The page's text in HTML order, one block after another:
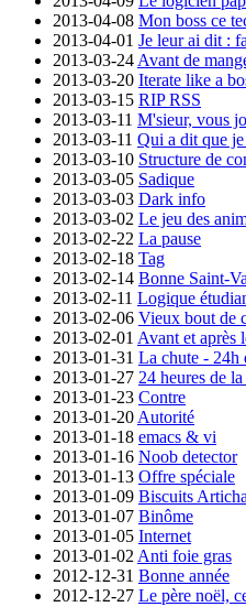
2013-04-08 Mon boss ce
2013-04-01 Je leur ai dit :
2013-03-24 Avant de
2013-03-20 Iterate like a
2013-03-15 RIP RSS
2013-03-11 M'sieur, vous
2013-03-11 Qui a dit que
2013-03-10 Structure de
2013-03-05 Sadique
2013-03-03 Dark info
2013-03-02 Le jeu des
2013-02-22 La pause
2013-02-18 Tag
2013-02-14 Bonne Saint-
2013-02-11 Logique
2013-02-06 Vieux bout de
2013-02-01 Avant et après
2013-01-31 La chute - 24h
2013-01-27 24 heures de
2013-01-23 Contre
2013-01-20 Autorité
2013-01-18 emacs & vi
2013-01-16 Noob detector
2013-01-13 Offre spéciale
2013-01-09 Biscuits
2013-01-07 Binôme
2013-01-05 Internet
2013-01-02 Anti foie gras
2012-12-31 Bonne année
2012-12-27 Le père noël,